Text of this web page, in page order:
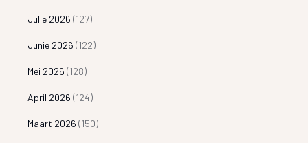
Julie 2026 (127)
Junie 2026 (122)
Mei 2026 (128)
April 2026 (124)
Maart 2026 (150)